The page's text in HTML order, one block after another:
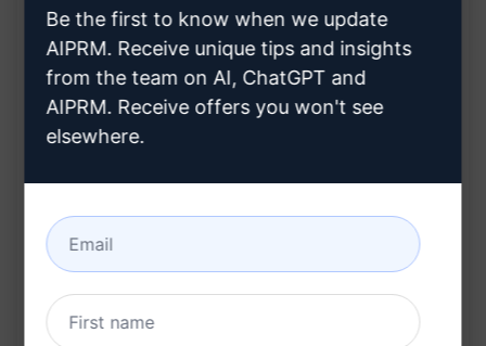
Gain de temps considérable lors de l'édition de
documents
Avantages :
Améliorez l'efficacité de votre processus de
rédaction et de révision
Focus accru sur l'essentiel du contenu pour
une communication claire et concise
Be the first to know when we update
AIPRM. Receive unique tips and insights
from the team on AI, ChatGPT and
AIPRM. Receive offers you won't see
elsewhere.